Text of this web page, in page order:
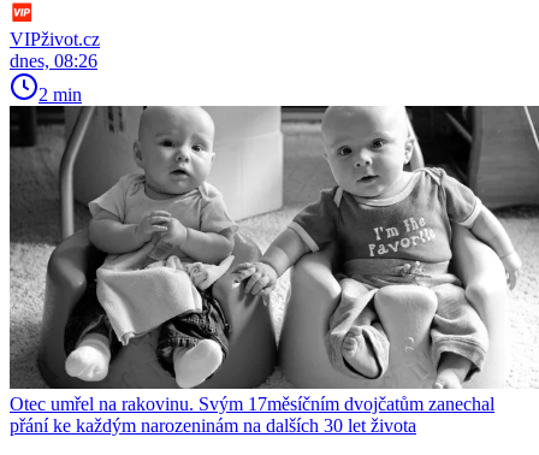
VIPživot.cz
dnes, 08:26
2 min
Otec umřel na rakovinu. Svým 17měsíčním dvojčatům zanechal
přání ke každým narozeninám na dalších 30 let života